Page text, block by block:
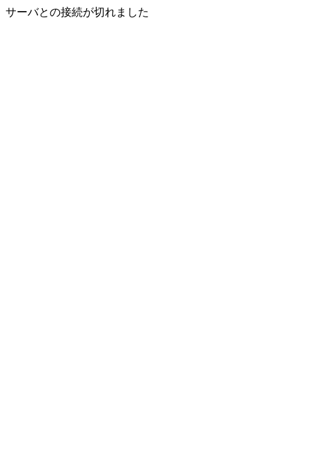
サーバとの接続が切れました